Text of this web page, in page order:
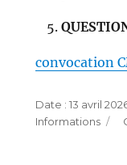
convocation
Publié
le
13 avril
Informations